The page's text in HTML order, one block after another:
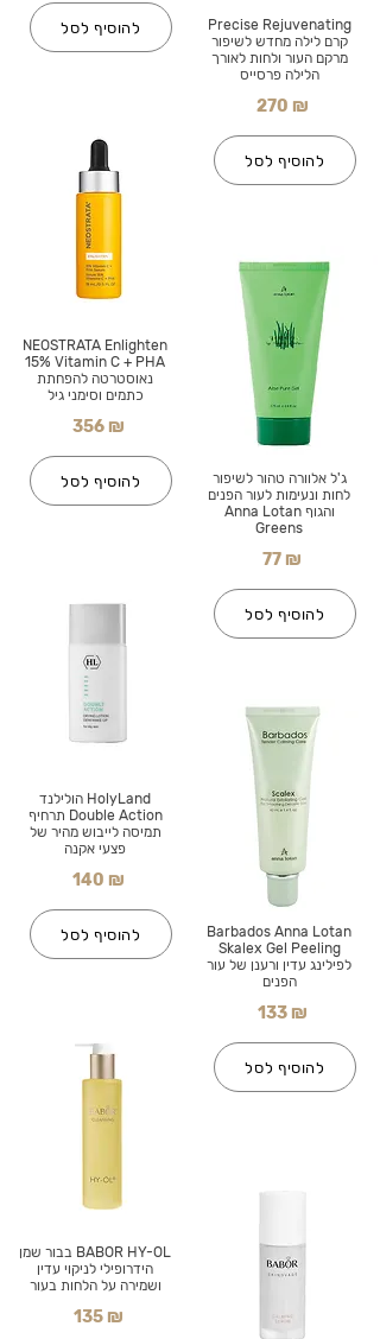
להוסיף לסל
NEOSTRATA Enlighten
15% Vitamin C + PHA
נאוסטרטה להפחתת
כתמים וסימני גיל
356 ₪
להוסיף לסל
HolyLand הולילנד
Double Action תרחיף
תמיסה לייבוש מהיר של
פצעי אקנה
140 ₪
להוסיף לסל
BABOR HY-OL בבור שמן
הידרופילי לניקוי עדין
ושמירה על הלחות בעור
135 ₪
Precise Rejuvenating
קרם לילה מחדש לשיפור
מרקם העור ולחות לאורך
הלילה פרסייס
270 ₪
להוסיף לסל
ג'ל אלוורה טהור לשיפור
לחות ונעימות לעור הפנים
והגוף Anna Lotan
Greens
77 ₪
להוסיף לסל
Barbados Anna Lotan
Skalex Gel Peeling
לפילינג עדין ורענן של עור
הפנים
133 ₪
להוסיף לסל